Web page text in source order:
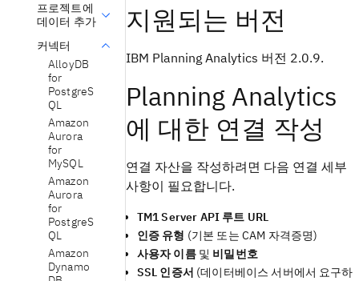
프로젝트에
데이터 추가
커넥터
AlloyDB
for
PostgreS
QL
Amazon
Aurora
for
MySQL
Amazon
Aurora
for
PostgreS
QL
Amazon
Dynamo
지원되는 버전
IBM Planning Analytics 버전 2.0.9.
Planning Analytics
에 대한 연결 작성
연결 자산을 작성하려면 다음 연결 세부
사항이 필요합니다.
TM1 Server API 루트 URL
인증 유형 (기본 또는 CAM 자격증명)
사용자 이름및 비밀번호
SSL 인증서 (데이터베이스 서버에서 요구하